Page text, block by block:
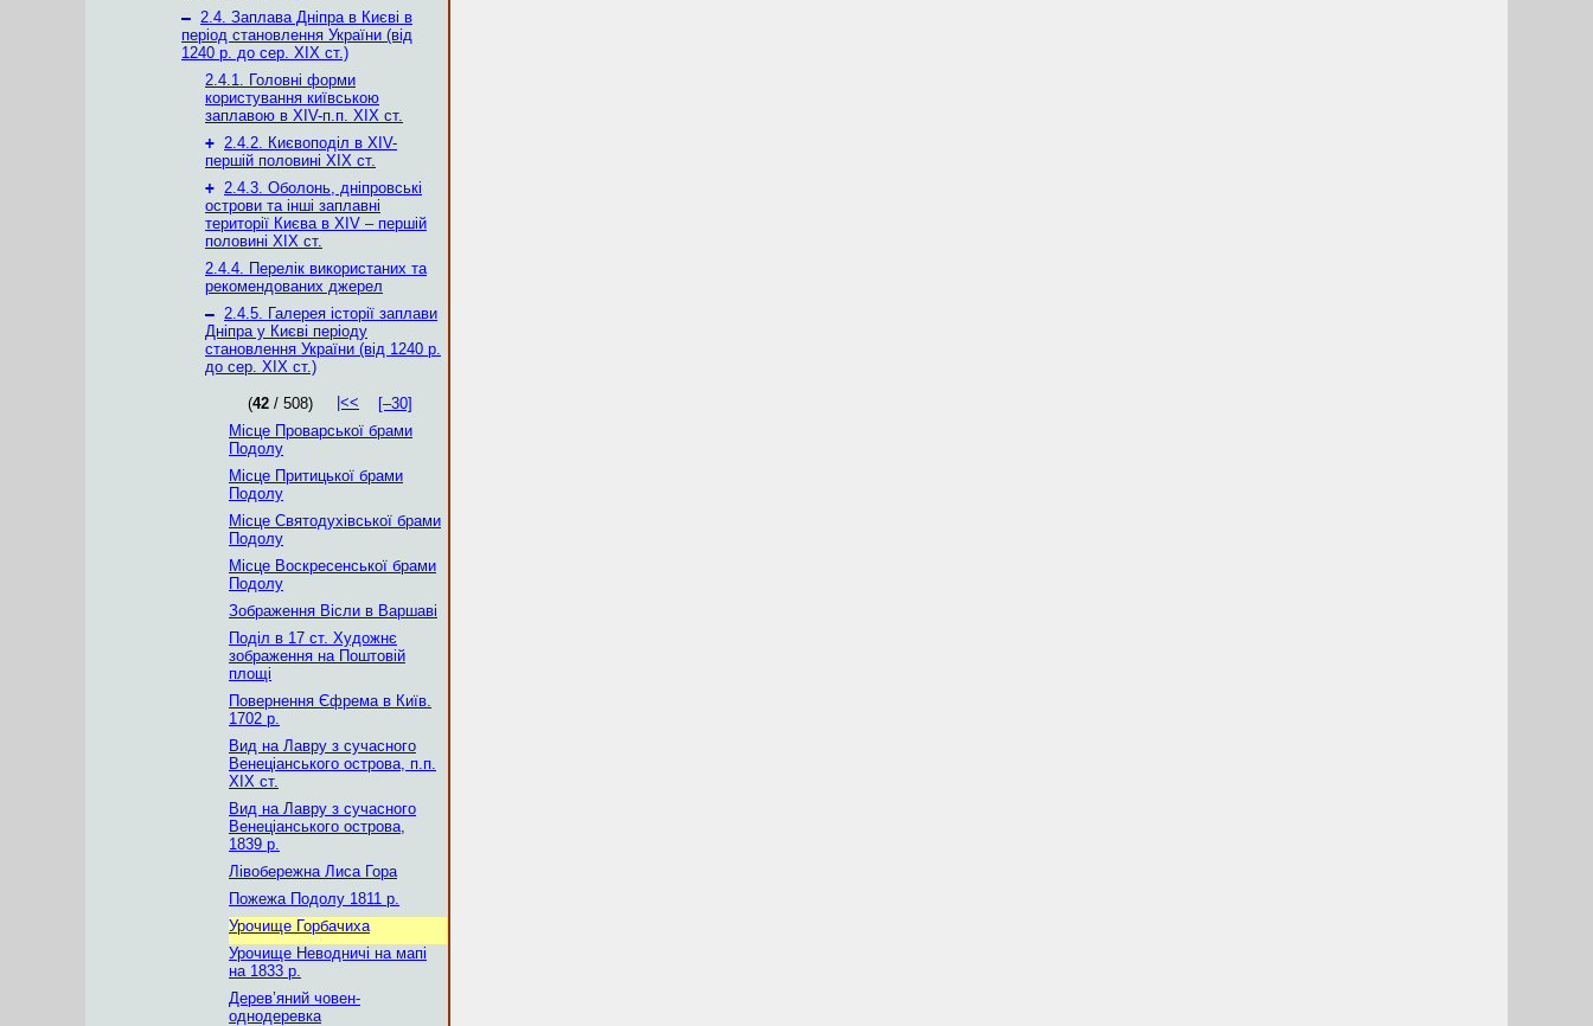
– 2.4. Заплава Дніпра в Києві в
період становлення України (від
1240 р. до сер. ХІХ ст.)
2.4.1. Головні форми
користування київською
заплавою в XIV-п.п. XIX ст.
+ 2.4.2. Києвоподіл в XІV-
першій половині XIX ст.
+ 2.4.3. Оболонь, дніпровські
острови та інші заплавні
території Києва в XIV – першій
половині XIX ст.
2.4.4. Перелік використаних та
рекомендованих джерел
– 2.4.5. Галерея історії заплави
Дніпра у Києві періоду
становлення України (від 1240 р.
до сер. ХІХ ст.)
(42 / 508) |<<
[–30]
Місце Проварської брами
Подолу
Місце Притицької брами
Подолу
Місце Святодухівської брами
Подолу
Місце Воскресенської брами
Подолу
Зображення Вісли в Варшаві
Поділ в 17 ст. Художнє
зображення на Поштовій
площі
Повернення Єфрема в Київ.
1702 р.
Вид на Лавру з сучасного
Венеціанського острова, п.п.
ХІХ ст.
Вид на Лавру з сучасного
Венеціанського острова,
1839 р.
Лівобережна Лиса Гора
Пожежа Подолу 1811 р.
Урочище Горбачиха
Урочище Неводничі на мапі
на 1833 р.
Дерев’яний човен-
однодеревка